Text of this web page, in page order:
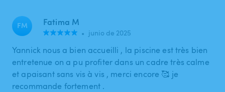
FM Fatima M
• junio de 2025
Yannick nous a bien accueilli , la piscine est très bien
entretenue on a pu profiter dans un cadre très calme
et apaisant sans vis à vis , merci encore 🥰 je
recommande fortement .